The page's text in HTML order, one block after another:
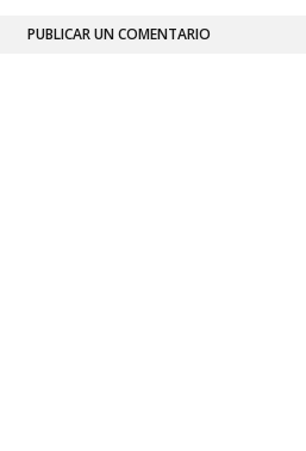
PUBLICAR UN COMENTARIO